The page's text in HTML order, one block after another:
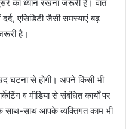
का ध्यान रखना जरूरी है। वात
एसिडिटी जैसी समस्याएं बढ़
है।
घटना से होगी। अपने किसी भी
व मीडिया से संबंधित कार्यों पर
साथ-साथ आपके व्यक्तिगत काम भी